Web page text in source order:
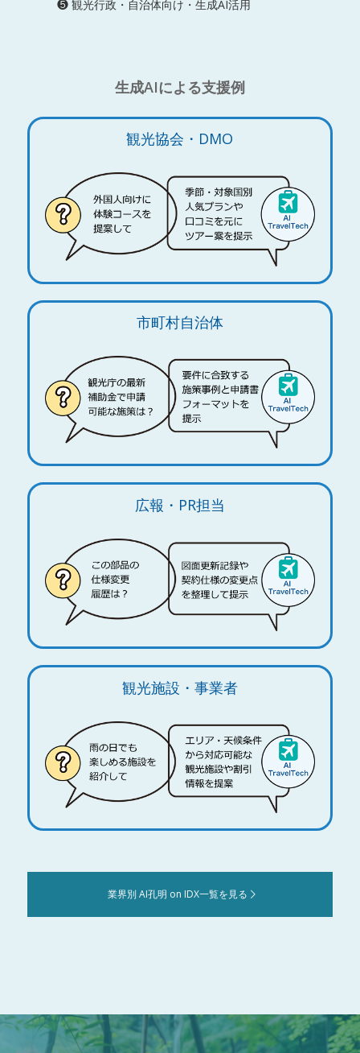
❺ 観光行政・自治体向け・生成AI活用
生成AIによる支援例
観光協会・DMO
市町村自治体
広報・PR担当
観光施設・事業者
業界別 AI孔明 on IDX一覧を見る